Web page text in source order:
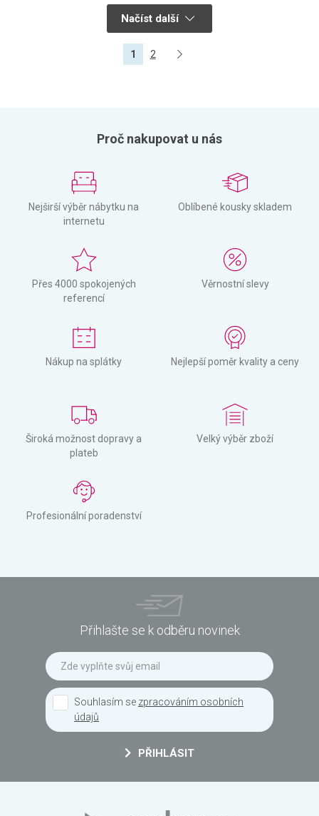
Načíst další
1 2
Proč nakupovat u nás
Nejširší výběr nábytku na
internetu
Oblíbené kousky skladem
Přes 4000 spokojených
referencí
Věrnostní slevy
Nákup na splátky Nejlepší poměr kvality a ceny
Široká možnost dopravy a
plateb
Velký výběr zboží
Profesionální poradenství
Přihlašte se k odběru novinek
Souhlasím se zpracováním osobních
údajů
PŘIHLÁSIT